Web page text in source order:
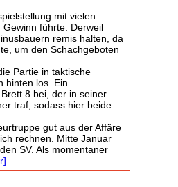
mit vielen
führte. Derweil
remis halten, da
um den Schachgeboten
Partie in taktische
hinten los. Ein
8 bei, der in seiner
traf, sodass hier beide
gut aus der Affäre
rechnen. Mitte Januar
SV. Als momentaner